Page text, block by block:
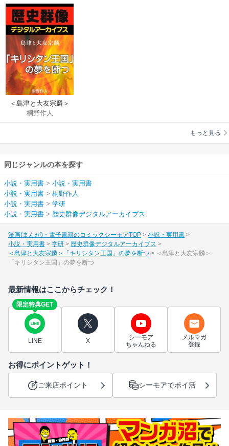
＜島津と大友宗麟＞
「キリシタン王国」
の夢を断つ
桐野作人
もっと見る
同じジャンルの本を探す
小説・実用書 > 小説・実用書
小説・実用書 > 桐野作人
小説・実用書 > 学研
小説・実用書 > 歴史群像デジタルアーカイブス
漫画(まんが)・電子書籍のコミックシーモアTOP
小説・実用書
小説・実用書
学研
歴史群像デジタルアーカイブス
＜島津と大友宗麟＞「キリシタン王国」の夢を断つ
＜島津と大友宗麟＞
「キリシタン王国」の夢を断つ
最新情報はここからチェック！
限定特典GET
LINE X
シーモア
ちゃんねる
メルマガ
登録
お得にポイントゲット！
ご来店ポイント シーモアでポイ活